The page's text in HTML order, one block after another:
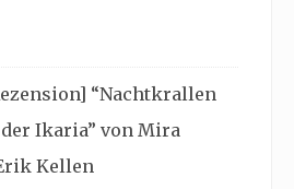
“Nachtkrallen
der Ikaria” von Mira
Kellen